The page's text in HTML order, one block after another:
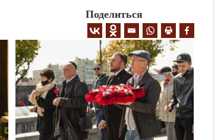
Поделиться